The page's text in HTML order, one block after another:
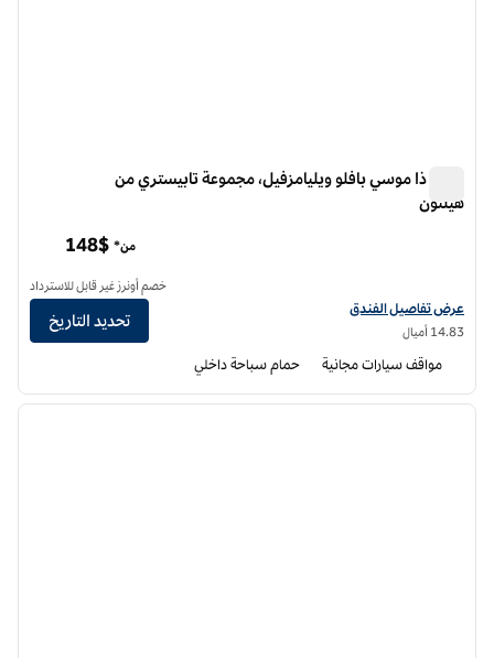
فندق ذا موسي بافلو ويليامزفيل، مجموعة تابيستري من
هيلتون
عرض تفاصيل الفندق لفندق موزي بافلو ويليامزفيل، مجموعة تابيستري من هيلتون
عرض تفاصيل الفندق
14.83 أميال
من* 148$
خصم أونرز غير قابل للاسترداد
تحديد التاريخ
مواقف سيارات مجانية حمام سباحة داخلي
1 من 12
الصورة